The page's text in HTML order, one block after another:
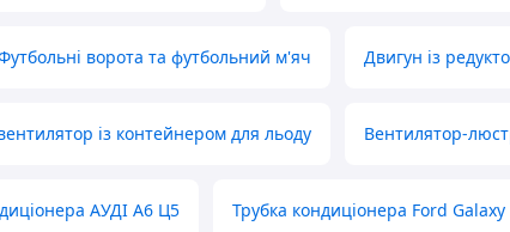
ворота та футбольний м'яч Двигун із
із контейнером для льоду Вентилятор-
АУДІ А6 Ц5 Трубка кондиціонера Ford